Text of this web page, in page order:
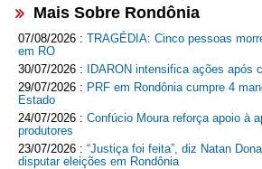
Mais Sobre Rondônia
07/08/2026 : TRAGÉDIA: Cinco pessoas
em RO
30/07/2026 : IDARON intensifica ações após
29/07/2026 : PRF em Rondônia cumpre 4
Estado
24/07/2026 : Confúcio Moura reforça apoio à
produtores
23/07/2026 : “Justiça foi feita”, diz Natan
disputar eleições em Rondônia